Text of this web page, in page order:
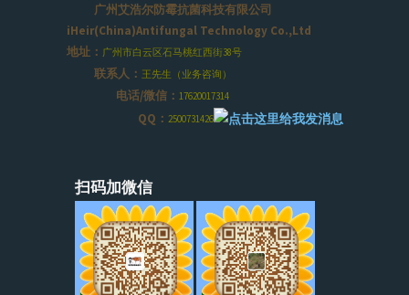
广州艾浩尔防霉抗菌科技有限公司
iHeir(China)Antifungal Technology Co.,Ltd
地址： 广州市白云区石马桃红西街38号
联系人： 王先生（业务咨询）
电话/微信： 17620017314
QQ： 2500731426
扫码加微信